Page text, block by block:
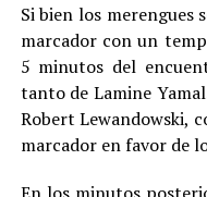
Si bien los merengues
marcador con un
5 minutos del
tanto de Lamine
Robert Lewandowski,
marcador en favor de